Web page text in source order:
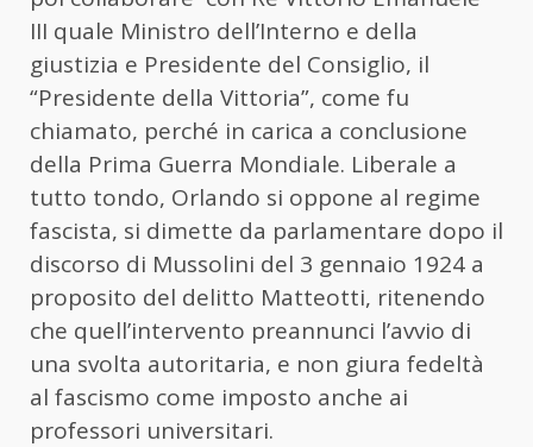
III quale Ministro dell’Interno e della
giustizia e Presidente del Consiglio, il
“Presidente della Vittoria”, come fu
chiamato, perché in carica a conclusione
della Prima Guerra Mondiale. Liberale a
tutto tondo, Orlando si oppone al regime
fascista, si dimette da parlamentare dopo il
discorso di Mussolini del 3 gennaio 1924 a
proposito del delitto Matteotti, ritenendo
che quell’intervento preannunci l’avvio di
una svolta autoritaria, e non giura fedeltà
al fascismo come imposto anche ai
professori universitari.